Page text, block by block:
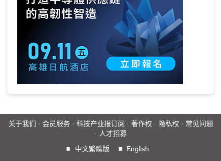
关于我们 · 会员服务· 科技产业报订阅 · 著作权 · 隐私权 · 常见问题
· 人才招募
■
中文繁體版 ■ English